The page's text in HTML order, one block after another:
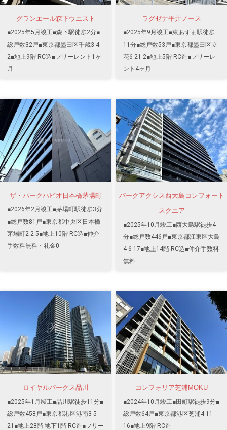
グランエール森下ウエスト
■2025年5月竣工■森下駅徒歩2分■
総戸数32戸■東京都墨田区千歳3-4-
2■地上9階 RC造■フリーレント1ヶ
月
ラグゼナ平井ノース
■2025年9月竣工■東あずま駅徒歩
11分■総戸数53戸■東京都墨田区立
花6-21-2■地上5階 RC造■フリーレ
ント4ヶ月
ザ・パークハビオ日本橋茅場町
■2026年2月竣工■茅場町駅徒歩3分
■総戸数81戸■東京都中央区日本橋
茅場町2-2-5■地上10階 RC造■仲介
手数料無料・礼金0
パークアクシス西大島コンフォート
スクエア
■2025年10月竣工■西大島駅徒歩4
分■総戸数446戸■東京都江東区大島
4-6-17■地上14階 RC造■仲介手数料
無料
ロイヤルパークス品川
■2025年1月竣工■品川駅徒歩11分■
総戸数458戸■東京都港区港南3-5-
21■地上28階 地下1階 RC造■フリー
コンフォリア芝浦MOKU
■2024年10月竣工■田町駅徒歩9分■
総戸数64戸■東京都港区芝浦4-11-
16■地上9階 RC造